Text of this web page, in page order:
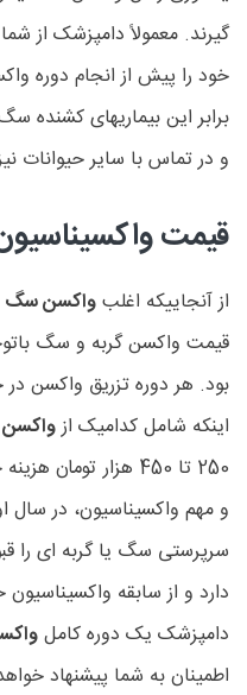
گیرند. معمولاً دامپزشک از
خود را پیش از انجام دوره
برابر این بیماریهای کشنده
و در تماس با سایر حیوانات
قیمت
از آنجاییکه اغلبواکسن سگ
قیمت واکسن گربه و سگ
اینکه شامل کدامیک ازواکسن
250 تا 450 هزار
و مهم واکسیناسیون، در
سرپرستی سگ یا گربه ای را
دارد و از سابقه واکسیناسیون
دامپزشک یک دوره کامل
اطمینان به شما پیشنهاد